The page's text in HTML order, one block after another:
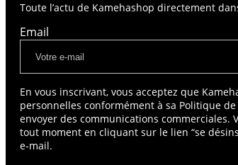
Toute l’actu de Kamehashop directement
Email
En vous inscrivant, vous acceptez que
personnelles conformément à sa Politique
envoyer des communications commerciales.
tout moment en cliquant sur le lien “se
e-mail.